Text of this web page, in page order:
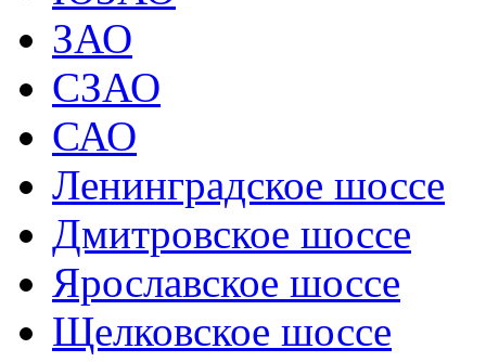
ЗАО
СЗАО
САО
Ленинградское шоссе
Дмитровское шоссе
Ярославское шоссе
Щелковское шоссе